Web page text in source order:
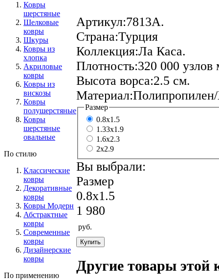
Ковры
шерстяные
Шелковые
ковры
Шкуры
Ковры из
хлопка
Акриловые
ковры
Ковры из
вискозы
Ковры
полушерстяные
Ковры
шерстяные
овальные
По стилю
Классические
ковры
Декоративные
ковры
Ковры Модерн
Абстрактные
ковры
Современные
ковры
Дизайнерские
ковры
По применению
Артикул:7813A.
Страна:Турция
Коллекция:Ла Каса.
Плотность:320 000 узлов
Высота ворса:2.5 см.
Материал:
Размер
0.8x1.5
1.33х1.9
1.6x2.3
2x2.9
Вы выбрали:
Размер
0.8x1.5
1 980
руб.
Другие товары этой